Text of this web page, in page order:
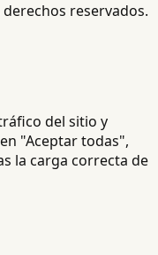
derechos reservados.
del sitio y
"Aceptar todas",
la carga correcta de